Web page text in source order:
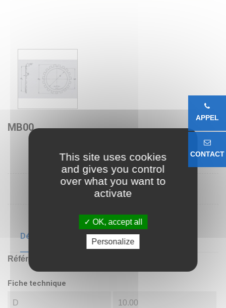
MB00
Détails du produit
Référence
Fiche technique
D 10.00
APPEL
CONTACT
This site uses cookies
and gives you control
over what you want to
activate
OK, accept all
Personalize